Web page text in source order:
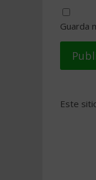
Guarda
Este